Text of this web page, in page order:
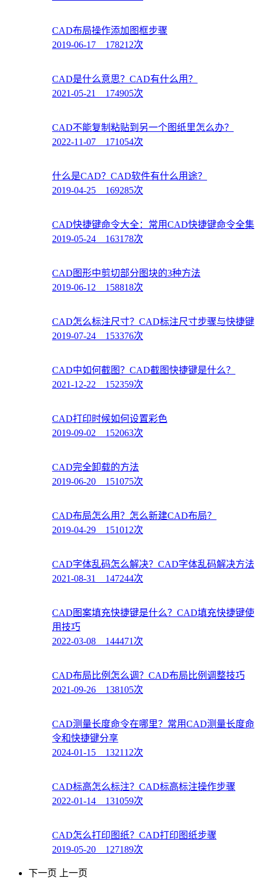
CAD布局操作添加图框步骤
2019-06-17 178212次
CAD是什么意思？CAD有什么用？
2021-05-21 174905次
CAD不能复制粘贴到另一个图纸里怎么办？
2022-11-07 171054次
什么是CAD？CAD软件有什么用途？
2019-04-25 169285次
CAD快捷键命令大全：常用CAD快捷键命令全集
2019-05-24 163178次
CAD图形中剪切部分图块的3种方法
2019-06-12 158818次
CAD怎么标注尺寸？CAD标注尺寸步骤与快捷键
2019-07-24 153376次
CAD中如何截图？CAD截图快捷键是什么？
2021-12-22 152359次
CAD打印时候如何设置彩色
2019-09-02 152063次
CAD完全卸载的方法
2019-06-20 151075次
CAD布局怎么用？怎么新建CAD布局？
2019-04-29 151012次
CAD字体乱码怎么解决？CAD字体乱码解决方法
2021-08-31 147244次
CAD图案填充快捷键是什么？CAD填充快捷键使
用技巧
2022-03-08 144471次
CAD布局比例怎么调？CAD布局比例调整技巧
2021-09-26 138105次
CAD测量长度命令在哪里？常用CAD测量长度命
令和快捷键分享
2024-01-15 132112次
CAD标高怎么标注？CAD标高标注操作步骤
2022-01-14 131059次
CAD怎么打印图纸？CAD打印图纸步骤
2019-05-20 127189次
下一页 上一页